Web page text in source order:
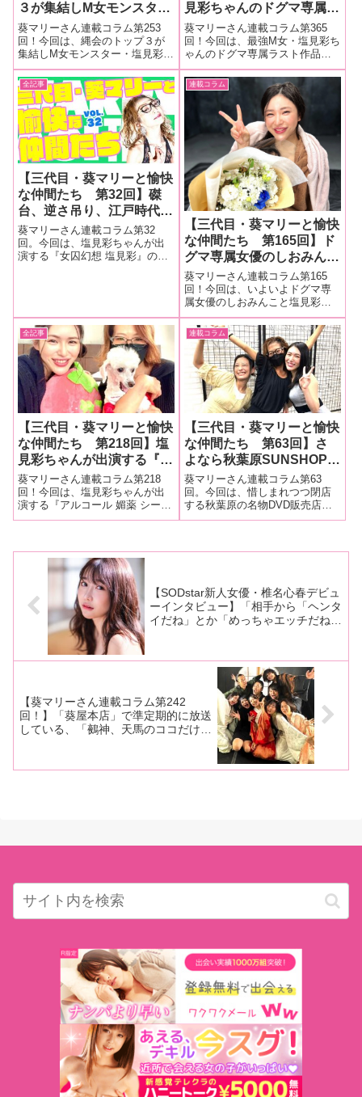
３が集結しM女モンスタ
ー・塩見彩ちゃんを縛
る！ ドグマ作品『縛る×
３』から奈加あきらさん✕
塩見彩ちゃんの現場をレポ
ート！
葵マリーさん連載コラム第253
回！今回は、縄会のトップ３が
集結しM女モンスター・塩見彩ち
ゃんを縛る！ ドグマ作品『縛
る×３』から奈加あきらさん✕塩
見彩ちゃんの現場をレポート！■
マリーさんの今までの連載はこ
ちら 縛る×3 塩見彩頂上決戦とも
言
見彩ちゃんのドグマ専属ラ
スト作品『処刑中毒女 塩
見彩』の撮影現場をレポー
ト！
葵マリーさん連載コラム第365
回！今回は、最強M女・塩見彩ち
ゃんのドグマ専属ラスト作品
『処刑中毒女 塩見彩』の撮影現
場をレポート！■マリーさんの今
までの連載はこちら 処刑中毒女
塩見彩ついに来ちゃいました。
いつか必ずこんな日が来るのは
全記事
【三代目・葵マリーと愉快
な仲間たち 第32回】磔
台、逆さ吊り、江戸時代の
拷問を受け塩見彩ちゃんが
絶叫！！『女囚幻想 塩見
彩』の現場を大量画像でレ
葵マリーさん連載コラム第32
回。今回は、塩見彩ちゃんが出
演する『女囚幻想 塩見彩』の撮
が止まらない。拷問、磔台、逆
さ吊り。と
連載コラム
【三代目・葵マリーと愉快
な仲間たち 第165回】ド
グマ専属女優のしおみんこ
と塩見彩ちゃんが、歴代の
スーパーモンスターM女達
が跨ってきたあの便器便器
に跨る！ 『復活Mドラッ
グ／女体肉便器』撮影現場
をレポート
葵マリーさん連載コラム第165
回！今回は、いよいよドグマ専
属女優のしおみんこと塩見彩ち
ゃんが、歴代のスーパーモンス
ターM女達が跨ってきたあの便器
便器に跨ります！ 『復活Mドラ
ッグ／女体肉便器』撮影現場を
レポート！■マリーさんの今まで
の連載は
全記事
【三代目・葵マリーと愉快
な仲間たち 第218回】塩
見彩ちゃんが出演する『ア
ルコール 媚薬 シーシャ キ
メセク 塩見彩』（ドグ
マ）の現場を大量画像でレ
ポート！
葵マリーさん連載コラム第218
回！今回は、塩見彩ちゃんが出
演する『アルコール 媚薬 シーシ
ャ キメセク 塩見彩』（ドグマ）
ちら「キメセク」全くSMっぽさ
だったり縄だったりが出て来な
連載コラム
【三代目・葵マリーと愉快
な仲間たち 第63回】さ
よなら秋葉原SUNSHOPラ
ストイベント その１！
神納花さん＆塩見彩ちゃん
をゲストに迎えたドグマの
公開調教を大量画像でレポ
葵マリーさん連載コラム第63
回。今回は、惜しまれつつ閉店
する秋葉原の名物DVD販売店・
SUNSHOPのさよならイベント
【SODstar新人女優・椎名心春デビュ
ーインタビュー】「相手から「ヘンタ
イだね」とか「めっちゃエッチだね」
忘れられないです」【後編】
【葵マリーさん連載コラム第242
回！】「葵屋本店」で準定期的に放送
している、「鵺神、天馬のココだけの